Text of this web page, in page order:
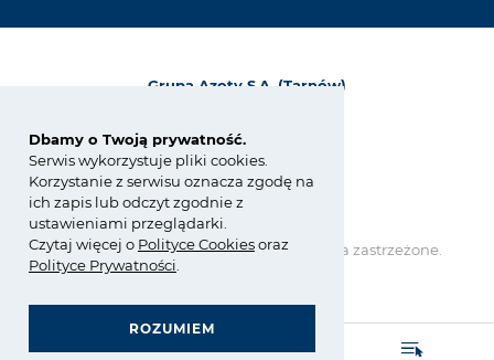
Dbamy o Twoją prywatność.
Serwis wykorzystuje pliki cookies.
Korzystanie z serwisu oznacza zgodę na
ich zapis lub odczyt zgodnie z
ustawieniami przeglądarki.
Czytaj więcej o PolityceCookiesoraz
Polityce Prywatności
ROZUMIEM
Grupa Azoty S.A. (Tarnów)
33-101 Tarnów, Polska
tel.:+48 14 637 37 37
fax: +48 14 633 07 18
tarnow@grupaazoty.com
Copyright © Grupa Azoty. Wszelkie prawa zastrzeżone.